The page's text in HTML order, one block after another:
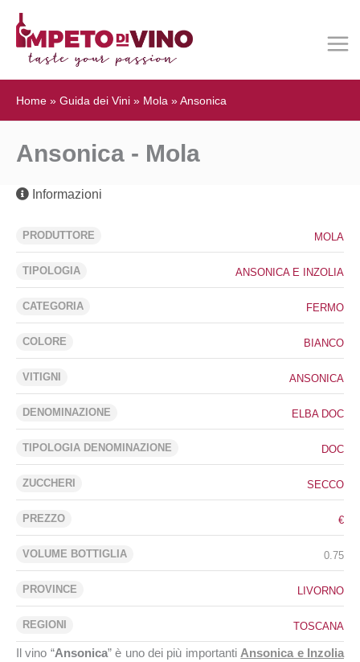
Home » Guida dei Vini » Mola »Ansonica
Ansonica - Mola
Informazioni
PRODUTTORE MOLA
TIPOLOGIA ANSONICA E INZOLIA
CATEGORIA FERMO
COLORE BIANCO
VITIGNI ANSONICA
DENOMINAZIONE ELBA DOC
TIPOLOGIA DENOMINAZIONE DOC
ZUCCHERI SECCO
PREZZO €
VOLUME BOTTIGLIA 0.75
PROVINCE LIVORNO
REGIONI TOSCANA
Il vino “Ansonica” è uno dei più importanti Ansonica e Inzolia